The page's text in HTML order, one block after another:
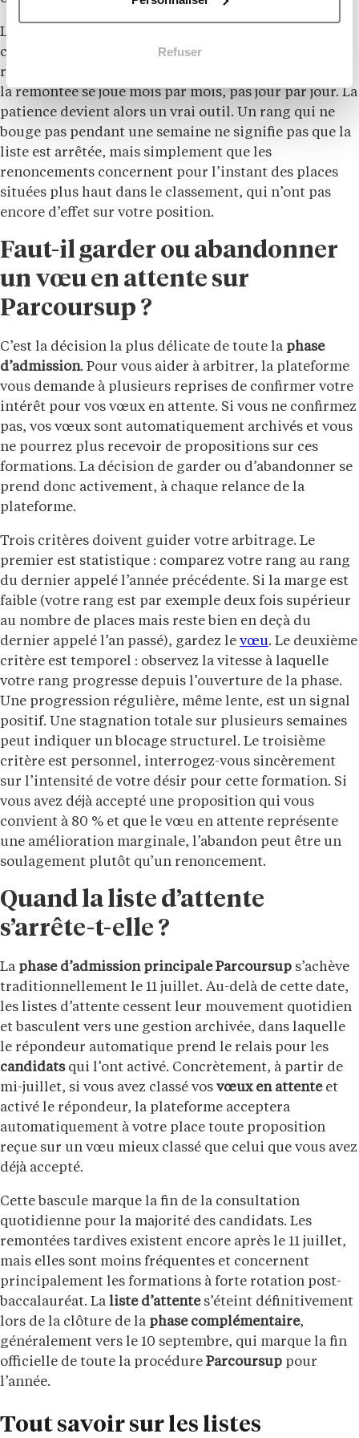
Refuser
La troisième explication est plus structurelle. Sur
certaines
, l’écart entre votre rang et le
rang du dernier appelé l’année précédente est tel que
la remontée se joue mois par mois, pas jour par jour. La
patience devient alors un vrai outil. Un rang qui ne
bouge pas pendant une semaine ne signifie pas que la
liste est arrêtée, mais simplement que les
renoncements concernent pour l’instant des places
situées plus haut dans le classement, qui n’ont pas
encore d’effet sur votre position.
Faut-il garder ou abandonner
un vœu en attente sur
Parcoursup ?
C’est la décision la plus délicate de toute la phase
d’admission. Pour vous aider à arbitrer, la plateforme
vous demande à plusieurs reprises de confirmer votre
intérêt pour vos vœux en attente. Si vous ne confirmez
pas, vos vœux sont automatiquement archivés et vous
ne pourrez plus recevoir de propositions sur ces
formations. La décision de garder ou d’abandonner se
prend donc activement, à chaque relance de la
plateforme.
Trois critères doivent guider votre arbitrage. Le
premier est statistique : comparez votre rang au rang
du dernier appelé l’année précédente. Si la marge est
faible (votre rang est par exemple deux fois supérieur
au nombre de places mais reste bien en deçà du
dernier appelé l’an passé), gardez le vœu. Le deuxième
critère est temporel : observez la vitesse à laquelle
votre rang progresse depuis l’ouverture de la phase.
Une progression régulière, même lente, est un signal
positif. Une stagnation totale sur plusieurs semaines
peut indiquer un blocage structurel. Le troisième
critère est personnel, interrogez-vous sincèrement
sur l’intensité de votre désir pour cette formation. Si
vous avez déjà accepté une proposition qui vous
convient à 80 % et que le vœu en attente représente
une amélioration marginale, l’abandon peut être un
soulagement plutôt qu’un renoncement.
Quand la liste d’attente
s’arrête-t-elle ?
La phase d’admission principale Parcoursup s’achève
traditionnellement le 11 juillet. Au-delà de cette date,
les listes d’attente cessent leur mouvement quotidien
et basculent vers une gestion archivée, dans laquelle
le répondeur automatique prend le relais pour les
candidatsqui l’ont activé. Concrètement, à partir de
mi-juillet, si vous avez classé vos vœux en attenteet
activé le répondeur, la plateforme acceptera
automatiquement à votre place toute proposition
reçue sur un vœu mieux classé que celui que vous avez
déjà accepté.
Cette bascule marque la fin de la consultation
quotidienne pour la majorité des candidats. Les
remontées tardives existent encore après le 11 juillet,
mais elles sont moins fréquentes et concernent
principalement les formations à forte rotation post-
baccalauréat. La liste d’attentes’éteint définitivement
lors de la clôture de la phase complémentaire,
généralement vers le 10 septembre, qui marque la fin
officielle de toute la procédure Parcoursup pour
l’année.
Tout savoir sur les listes